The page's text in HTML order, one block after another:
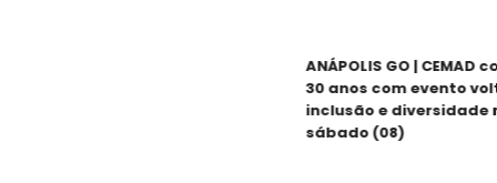
ANÁPOLIS GO | CEMAD
30 anos com evento
inclusão e diversidade
sábado (08)